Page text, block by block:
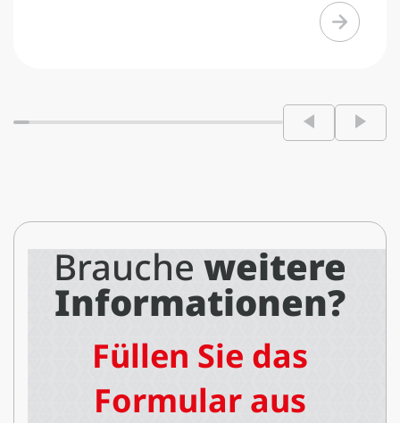
Braucheweitere
Informationen?
Füllen Sie das
Formular aus